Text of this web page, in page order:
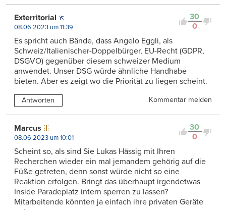
30
0
Exterritorial
08.06.2023 um 11:39
Es spricht auch Bände, dass Angelo Eggli, als
Schweiz/Italienischer-Doppelbürger, EU-Recht (GDPR,
DSGVO) gegenüber diesem schweizer Medium
anwendet. Unser DSG würde ähnliche Handhabe
bieten. Aber es zeigt wo die Priorität zu liegen scheint.
Antworten Kommentar melden
30
0
Marcus
08.06.2023 um 10:01
Scheint so, als sind Sie Lukas Hässig mit Ihren
Recherchen wieder ein mal jemandem gehörig auf die
Füße getreten, denn sonst würde nicht so eine
Reaktion erfolgen. Bringt das überhaupt irgendetwas
Inside Paradeplatz intern sperren zu lassen?
Mitarbeitende könnten ja einfach ihre privaten Geräte